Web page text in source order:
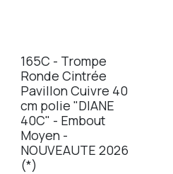
165C - Trompe
Ronde Cintrée
Pavillon Cuivre 40
cm polie "DIANE
40C" - Embout
Moyen -
NOUVEAUTE 2026
(*)